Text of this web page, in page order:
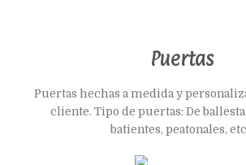
Puertas
Puertas hechas a medida y
cliente. Tipo de puertas: De
batientes, peatonales,